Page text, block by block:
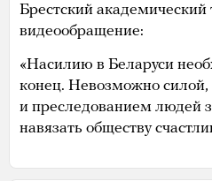
Брестский
видеообращение:
«Насилию в Беларуси
конец. Невозможно силой,
и преследованием людей
навязать обществу